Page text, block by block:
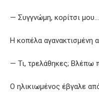
— Συγγνώμη, κορίτσι
Η κοπέλα αγανακτισμένη
— Τι, τρελάθηκες; Βλέπω
Ο ηλικιωμένος έβγαλε